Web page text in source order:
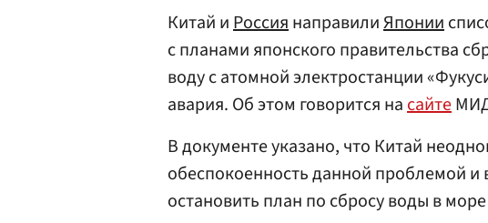
Китай иРоссиянаправилиЯпонии
с планами японского правительства
воду с атомной электростанции
авария. Об этом говорится насайте
В документе указано, что Китай
обеспокоенность данной проблемой и
остановить план по сбросу воды в